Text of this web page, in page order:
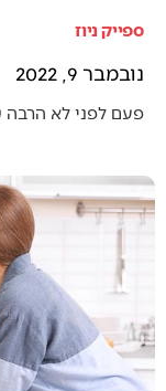
ספייק ניוז
נובמבר 9, 2022
פעם לפני לא